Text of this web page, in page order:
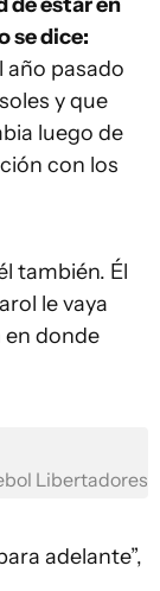
se dice:
año pasado
y que
luego de
con los
también. Él
le vaya
en donde
Libertadores
adelante”,